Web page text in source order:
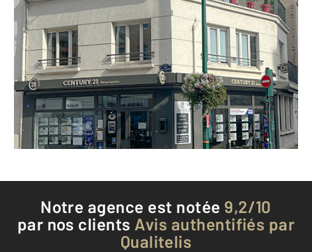
CENTURY 21 Beaurepaire
2 Place du Général Leclerc
COLOMBES - 92700
Envoyer un message
Téléphoner à l'agence
Notre agence est notée 9,2/10
par nos clients Avis authentifiés par
Qualitelis